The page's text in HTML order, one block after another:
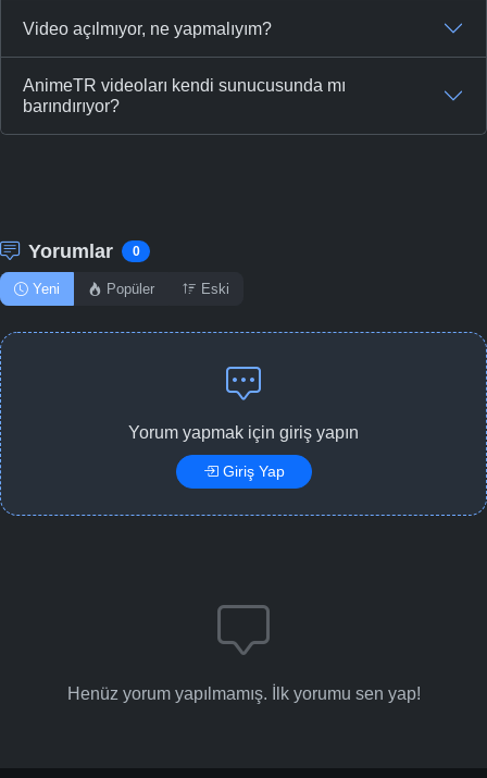
Video açılmıyor, ne yapmalıyım?
AnimeTR videoları kendi sunucusunda mı
barındırıyor?
Yorumlar 0
Yeni Popüler Eski
Yorum yapmak için giriş yapın
Giriş Yap
Henüz yorum yapılmamış. İlk yorumu sen yap!